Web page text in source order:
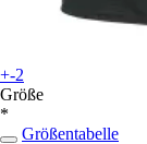
+-2
Größe
*
Größentabelle